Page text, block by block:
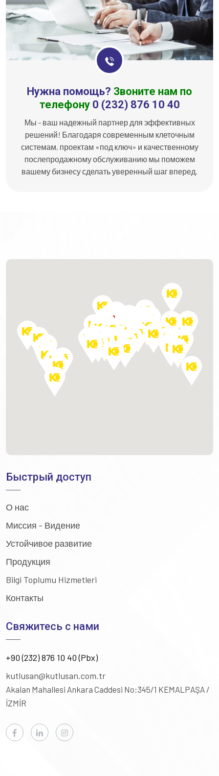
Нужна помощь? Звоните нам по
телефону0 (232) 876 10 40
Мы - ваш надежный партнер для эффективных
решений! Благодаря современным клеточным
системам, проектам «под ключ» и качественному
послепродажному обслуживанию мы поможем
вашему бизнесу сделать уверенный шаг вперед.
Быстрый доступ
О нас
Миссия - Видение
Устойчивое развитие
Продукция
Bilgi Toplumu Hizmetleri
Контакты
Свяжитесь с нами
+90 (232) 876 10 40 (Pbx)
kutlusan@kutlusan.com.tr
Akalan Mahallesi Ankara Caddesi No:345/1 KEMALPAŞA /
İZMİR